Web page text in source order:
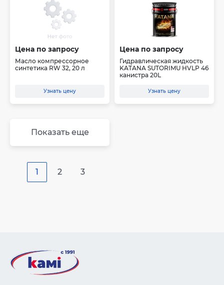
Цена по запросу
Масло компрессорное
синтетика RW 32, 20 л
Узнать цену
Цена по запросу
Гидравлическая жидкость
KATANA SUTORIMU HVLP 46
канистра 20L
Узнать цену
Показать еще
1 2 3